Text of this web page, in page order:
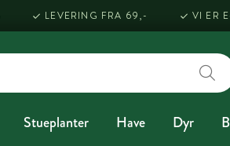
LEVERING FRA 69,- VI ER
Stueplanter Have Dyr